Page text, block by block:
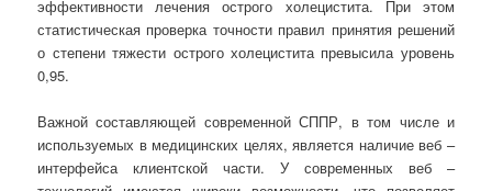
эффективности лечения острого холецистита. При этом
статистическая проверка точности правил принятия решений
о степени тяжести острого холецистита превысила уровень
0,95.
Важной составляющей современной СППР, в том числе и
используемых в медицинских целях, является наличие веб –
интерфейса клиентской части. У современных веб –